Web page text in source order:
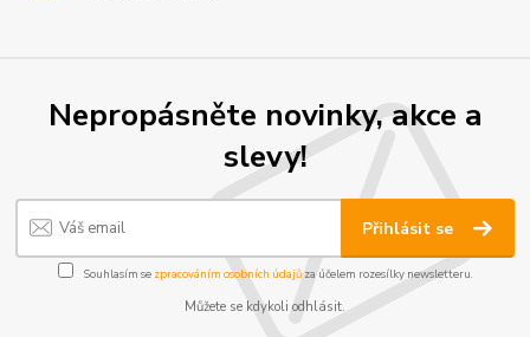
Nepropásněte novinky, akce a
slevy!
Přihlásit se
Souhlasím se zpracováním osobních údajůza účelem rozesílky newsletteru.
Můžete se kdykoli odhlásit.